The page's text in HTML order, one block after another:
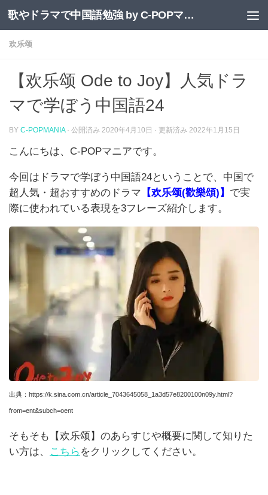
コンテンツへスキップ 歌やドラマで中国語勉強 by C-POPマニア
欢乐颂
【欢乐颂 Ode to Joy】人気ドラ
マで学ぼう中国語24
BY C-POPMANIA · 公開済み 2020年4月10日 · 更新済み 2022年1月15日
こんにちは、 C-POPマニアです。
今回はドラマで学ぼう中国語24ということで、中国で
超人気・超おすすめのドラマ 【欢乐颂(歡樂頌) 】 で実
際に使われている表現を3フレーズ紹介します。
出典： https://k.sina.com.cn/article_7043645058_1a3d57e8200100n09y.html?
from=ent&subch=oent
そ もそも【欢乐颂】のあらすじや概要に関して知りた
い方は、
こちら をクリックしてください。